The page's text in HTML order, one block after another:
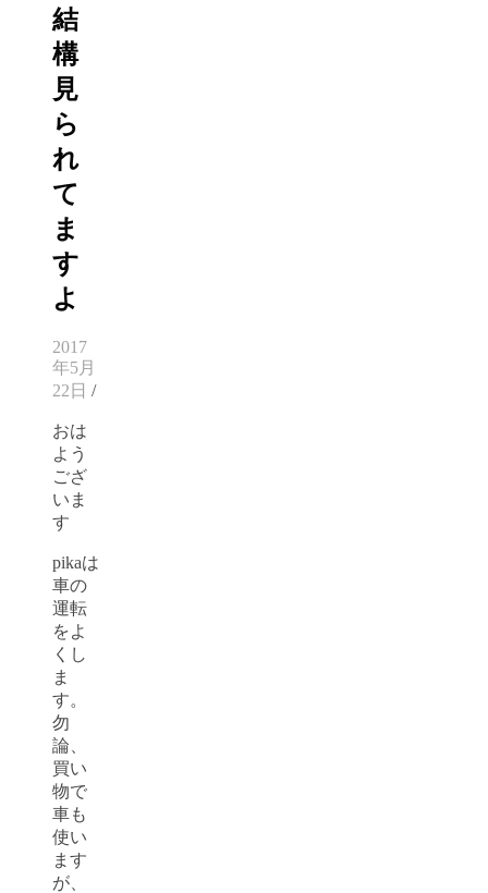
結
構
見
ら
れ
て
ま
す
よ
2017
年5月
22日 /
おは
よう
ござ
いま
す
pikaは
車の
運転
をよ
くし
ま
す。
勿
論、
買い
物で
車も
使い
ます
が、